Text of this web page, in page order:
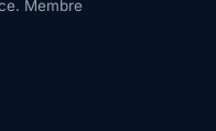
Membre